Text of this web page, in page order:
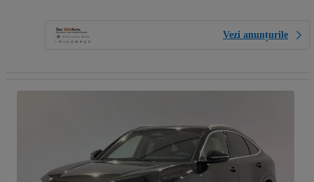
Vezi anunțurile